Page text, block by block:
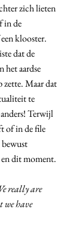
zich lieten
in de
klooster.
dat de
het aardse
zette. Maar dat
te
Terwijl
of in de file
bewust
dit moment.
really are
we have